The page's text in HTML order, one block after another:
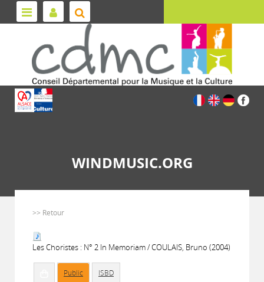
WINDMUSIC.ORG
>> Retour
Les Choristes : N° 2 In Memoriam / COULAIS, Bruno (2004)
Public ISBD